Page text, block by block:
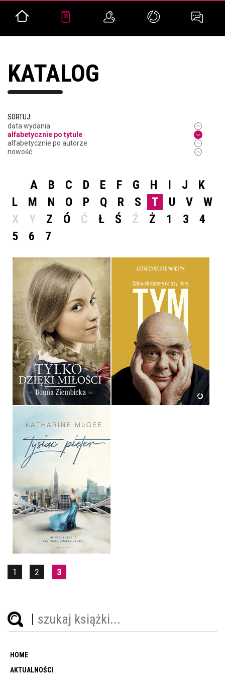
KATALOG
SORTUJ:
data wydania
alfabetycznie po tytule
alfabetycznie po autorze
nowość
A B C D E F G H I J
K
L
M N O P Q R S T U V
W
X
Y Z Ó Ć Ł Ś Ź Ż 1 3
4
5
6 7
TYLKO DZIĘKI MIŁOŚCI
BOGNA ZIEMBICKA
OPRAWA MIĘKKA
34,90 ZŁ
TYM. CZŁOWIEK SZCZERY
NA TRZY LITERY
KATARZYNA STOPARCZYK
OPRAWA TWARDA
59,99 ZŁ
TYSIĄC PIĘTER
KATHARINE MCGEE
OPRAWA MIĘKKA ZE SKRZYDEŁKAMI
36,90 ZŁ
1 2 3
HOME
AKTUALNOŚCI